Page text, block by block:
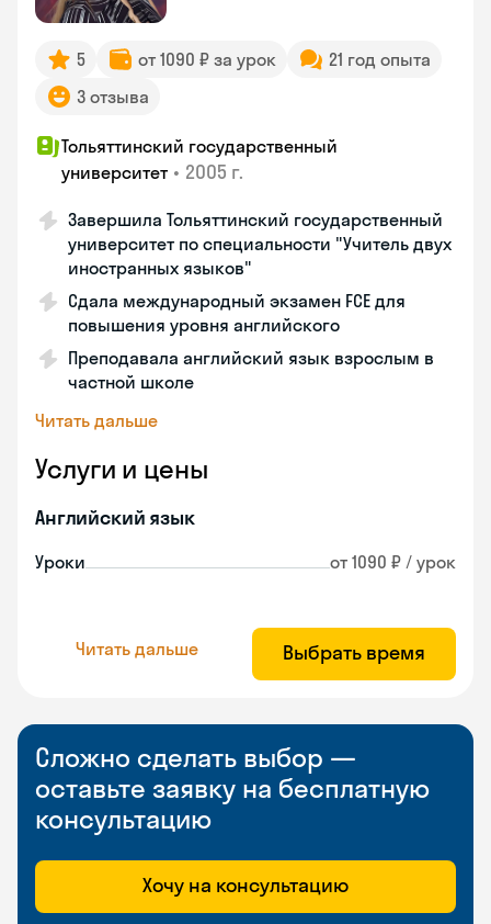
5 от 1090 ₽ за урок
21 год опыта
3 отзыва
Тольяттинский государственный
университет • 2005 г.
Завершила Тольяттинский государственный
университет по специальности "Учитель двух
иностранных языков"
Сдала международный экзамен FCE для
повышения уровня английского
Преподавала английский язык взрослым в
частной школе
Читать дальше
Услуги и цены
Английский язык
Уроки от 1090 ₽ / урок
Читать дальше Выбрать время
Сложно сделать выбор —
оставьте заявку на бесплатную
консультацию
Хочу на консультацию